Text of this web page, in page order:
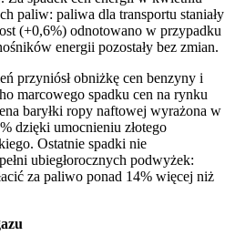
paliw: paliwa dla transportu staniały
(+0,6%) odnotowano w przypadku
energii pozostały bez zmian.
przyniósł obniżkę cen benzyny i
marcowego spadku cen na rynku
baryłki ropy naftowej wyrażona w
dzięki umocnieniu złotego
Ostatnie spadki nie
ubiegłorocznych podwyżek:
za paliwo ponad 14% więcej niż